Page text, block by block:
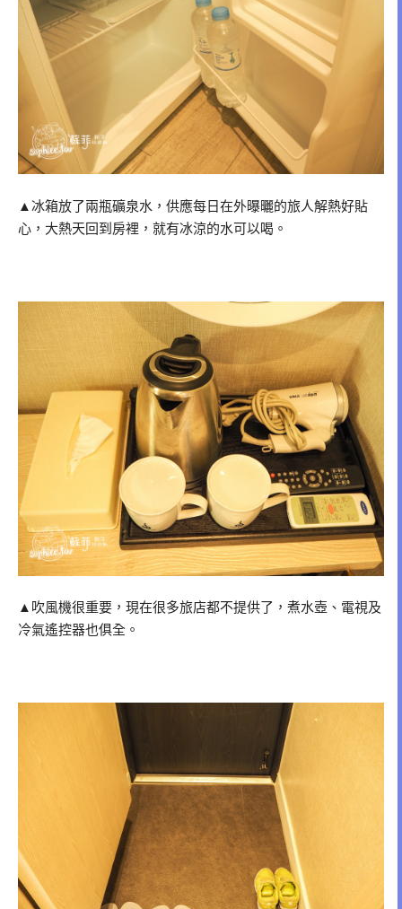
▲冰箱放了兩瓶礦泉水，供應每日在外曝曬的旅人解熱好貼
心，大熱天回到房裡，就有冰涼的水可以喝。
▲吹風機很重要，現在很多旅店都不提供了，煮水壺、電視及
冷氣遙控器也俱全。